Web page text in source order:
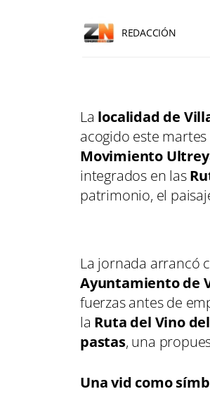
REDACCIÓN
La localidad de
acogido este
Movimiento
integrados en las
patrimonio, el
La jornada arrancó
Ayuntamiento de
fuerzas antes de
la Ruta del Vino
pastas, una
Una vid como